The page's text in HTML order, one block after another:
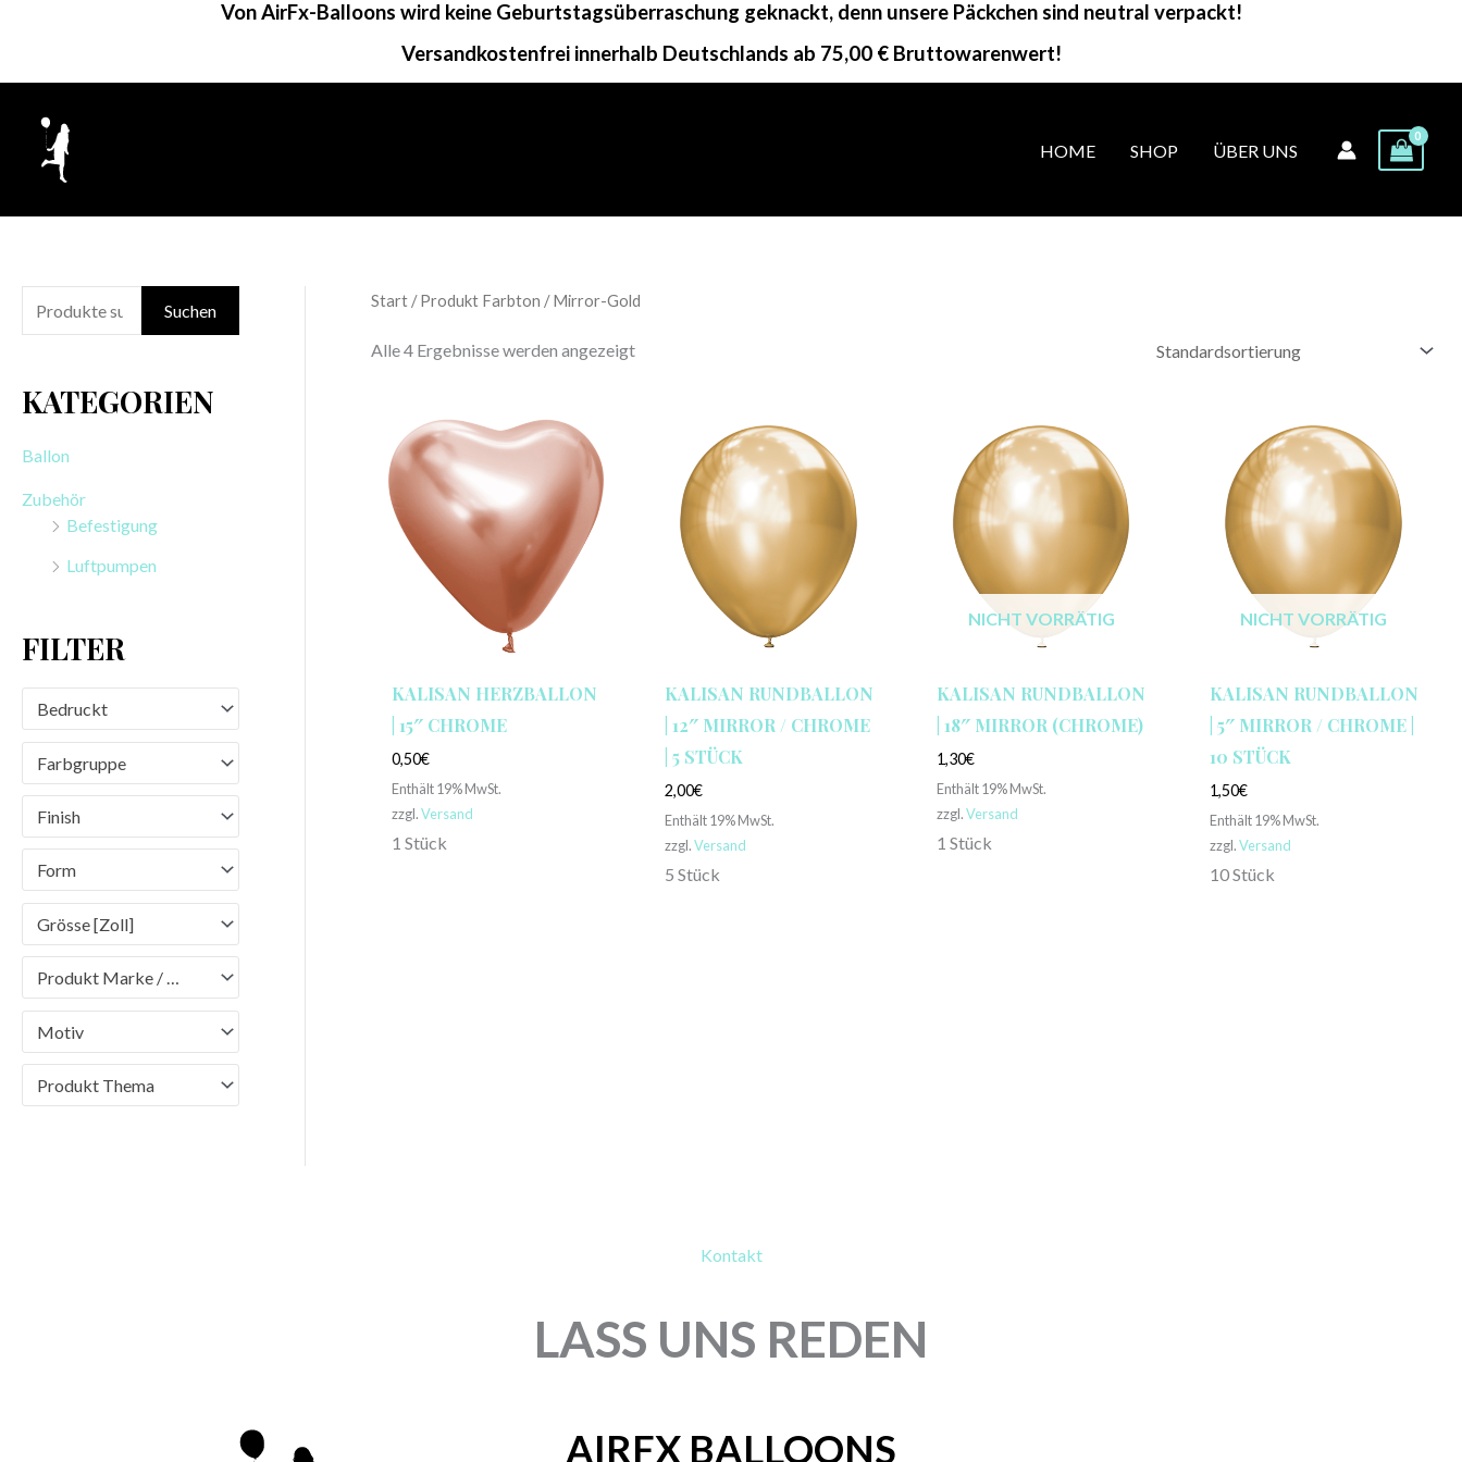
springen
Von AirFx-Balloons wird keine Geburtstagsüberraschung geknackt, denn unsere Päckchen sind neutral verpackt!
Versandkostenfrei innerhalb Deutschlands ab 75,00 € Bruttowarenwert!
HOME SHOP ÜBER UNS
u
h
n
Suchen
KATEGORIEN
Ballon
Zubehör
Befestigung
Luftpumpen
FILTER
Bedruckt
Farbgruppe
Finish
Form
Grösse [Zoll]
Produkt Marke / Brand
Motiv
Produkt Thema
Start/ Produkt Farbton / Mirror-Gold
Alle 4 Ergebnisse werden angezeigt
KALISAN HERZBALLON
| 15″ CHROME
0,50€
Enthält 19% MwSt.
zzgl.Versand
1 Stück
KALISAN RUNDBALLON
| 12″ MIRROR / CHROME
| 5 STÜCK
2,00€
Enthält 19% MwSt.
zzgl.Versand
5 Stück
NICHT VORRÄTIG
KALISAN RUNDBALLON
| 18″ MIRROR (CHROME)
1,30€
Enthält 19% MwSt.
zzgl.Versand
1 Stück
NICHT VORRÄTIG
KALISAN RUNDBALLON
| 5″ MIRROR / CHROME |
10 STÜCK
1,50€
Enthält 19% MwSt.
zzgl.Versand
10 Stück
Kontakt
LASS UNS REDEN
AIRFX BALLOONS